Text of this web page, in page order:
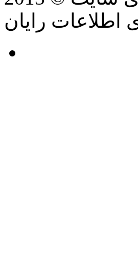
اطلاعات رایان